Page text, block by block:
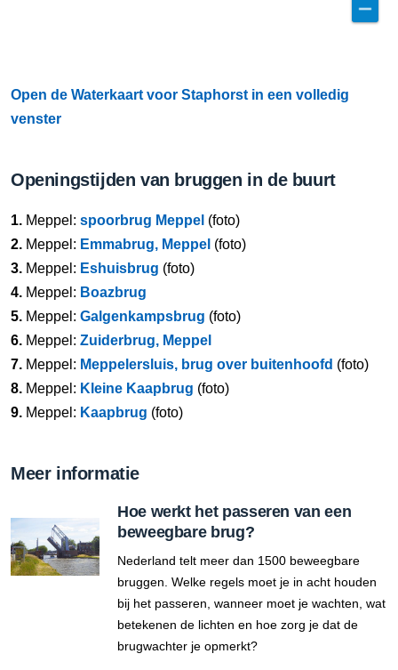
Open de Waterkaart voor Staphorst in een volledig
venster
Openingstijden van bruggen in de buurt
1. Meppel: spoorbrug Meppel (foto)
2. Meppel: Emmabrug, Meppel (foto)
3. Meppel: Eshuisbrug (foto)
4. Meppel: Boazbrug
5. Meppel: Galgenkampsbrug (foto)
6. Meppel: Zuiderbrug, Meppel
7. Meppel: Meppelersluis, brug over buitenhoofd (foto)
8. Meppel: Kleine Kaapbrug (foto)
9. Meppel: Kaapbrug (foto)
Meer informatie
Hoe werkt het passeren van een
beweegbare brug?
Nederland telt meer dan 1500 beweegbare
bruggen. Welke regels moet je in acht houden
bij het passeren, wanneer moet je wachten, wat
betekenen de lichten en hoe zorg je dat de
brugwachter je opmerkt?